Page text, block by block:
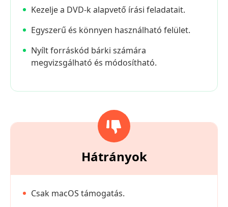
Kezelje a DVD-k alapvető írási feladatait.
Egyszerű és könnyen használható felület.
Nyílt forráskód bárki számára
megvizsgálható és módosítható.
Hátrányok
Csak macOS támogatás.